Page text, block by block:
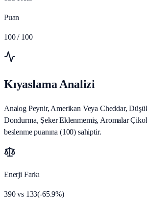
Puan
100 / 100
Kıyaslama Analizi
Analog Peynir, Amerikan Veya Cheddar,
Dondurma, Şeker Eklenmemiş, Aromalar
beslenme puanına (100) sahiptir.
Enerji Farkı
390vs 133(-65.9%)